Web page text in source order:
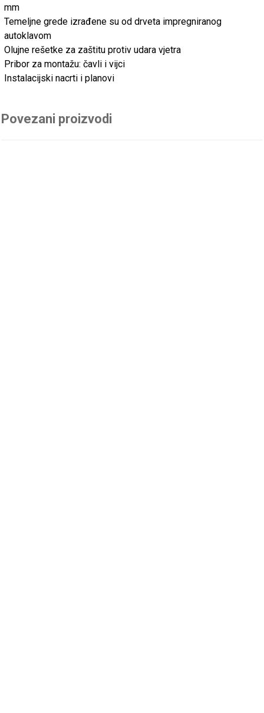
mm
Temeljne grede izrađene su od drveta impregniranog
autoklavom
Olujne rešetke za zaštitu protiv udara vjetra
Pribor za montažu: čavli i vijci
Instalacijski nacrti i planovi
Povezani proizvodi